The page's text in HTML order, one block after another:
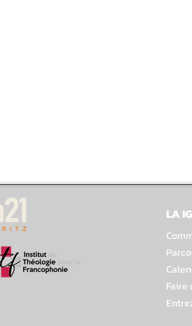
LA
Faire